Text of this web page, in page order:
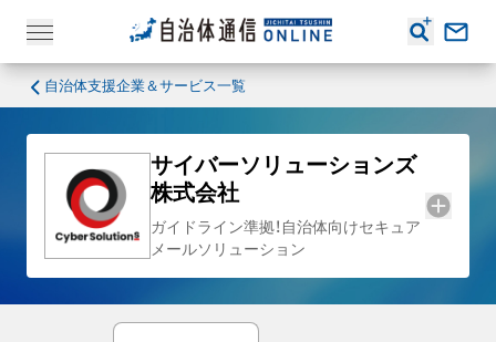
自治体支援企業＆サービス一覧
サイバーソリューションズ
株式会社
ガイドライン準拠！自治体向けセキュア
メールソリューション